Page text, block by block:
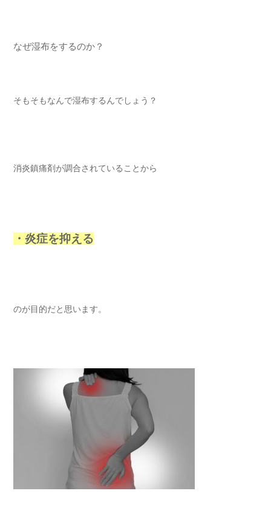
なぜ湿布をするのか？
そもそもなんで湿布するんでしょう？
消炎鎮痛剤が調合されていることから
・炎症を抑える
のが目的だと思います。